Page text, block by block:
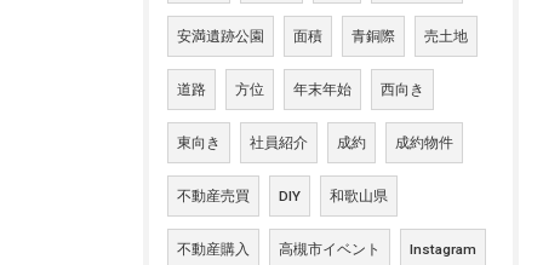
安満遺跡公園 面積 青銅際 売土地
道路 方位 年末年始 西向き
東向き 社員紹介 成約 成約物件
不動産売買 DIY 和歌山県
不動産購入 高槻市イベント Instagram